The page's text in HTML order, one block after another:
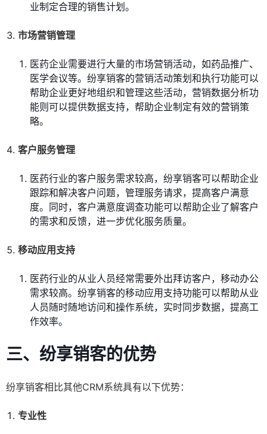
业制定合理的销售计划。
市场营销管理
医药企业需要进行大量的市场营销活动，如药品推广、
医学会议等。纷享销客的营销活动策划和执行功能可以
帮助企业更好地组织和管理这些活动，营销数据分析功
能则可以提供数据支持，帮助企业制定有效的营销策
略。
客户服务管理
医药行业的客户服务需求较高，纷享销客可以帮助企业
跟踪和解决客户问题，管理服务请求，提高客户满意
度。同时，客户满意度调查功能可以帮助企业了解客户
的需求和反馈，进一步优化服务质量。
移动应用支持
医药行业的从业人员经常需要外出拜访客户，移动办公
需求较高。纷享销客的移动应用支持功能可以帮助从业
人员随时随地访问和操作系统，实时同步数据，提高工
作效率。
三、纷享销客的优势
纷享销客相比其他CRM系统具有以下优势：
专业性